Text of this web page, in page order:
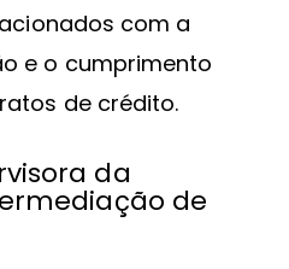
com a
e o cumprimento
de crédito.
da
de